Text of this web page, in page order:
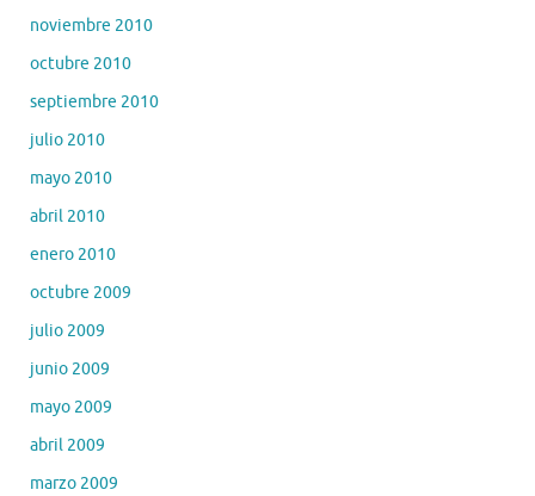
noviembre 2010
octubre 2010
septiembre 2010
julio 2010
mayo 2010
abril 2010
enero 2010
octubre 2009
julio 2009
junio 2009
mayo 2009
abril 2009
marzo 2009